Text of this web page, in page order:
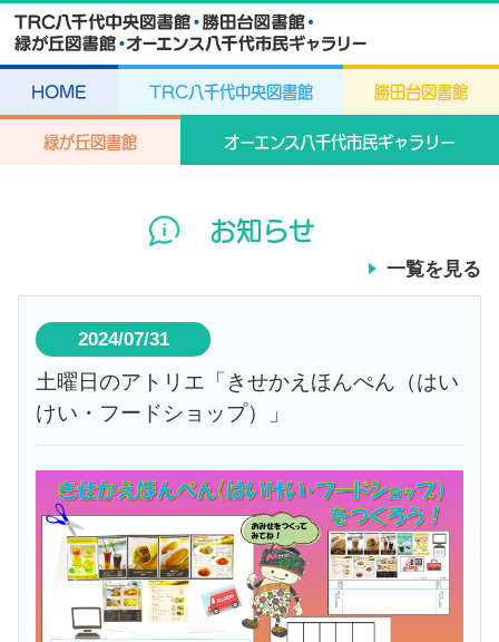
HOME TRC八千代中央図書館 勝田台図書館
緑が丘図書館 オーエンス八千代市民ギャラリー
お知らせ
一覧を見る
2024/07/31
土曜日のアトリエ「きせかえほんぺん（はい
けい・フードショップ）」